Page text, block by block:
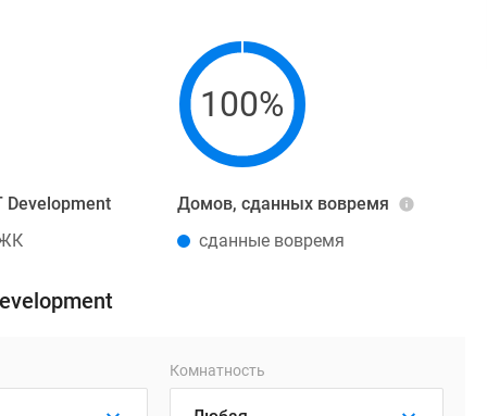
Development
100%
Домов, сданных вовремя
сданные вовремя
Комнатность